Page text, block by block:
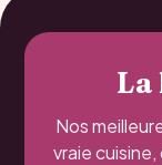
La
Nos
vraie